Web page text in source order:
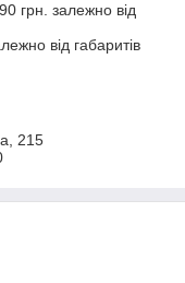
грн. залежно від
від габаритів
215